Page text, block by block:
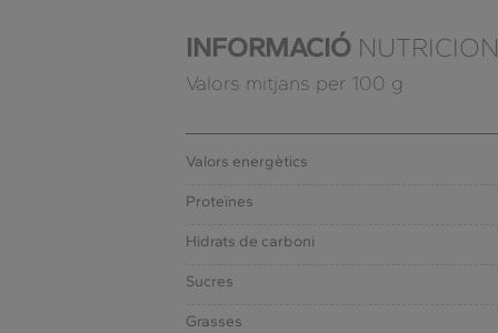
INFORMACIÓ
Valors mitjans per 100 g
Valors energètics
Proteïnes
Hidrats de carboni
Sucres
Grasses